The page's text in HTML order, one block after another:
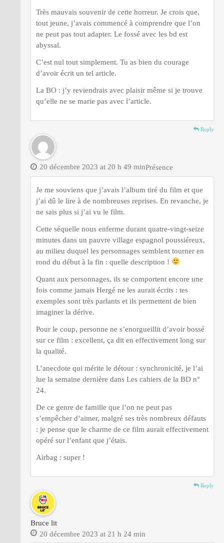
Très mauvais souvenir de cette horreur. Je crois que,
tout jeune, j’avais commencé à comprendre que l’on
ne peut pas tout adapter. Le fossé avec les bd est
abyssal.
C’est nul tout simplement. Tu as bien du courage
d’avoir écrit un tel article.
La BO : j’y reviendrais avec plaisir même si je trouve
qu’elle ne se marie pas avec l’article.
Reply
Présence
20 décembre 2023 at 20 h 49 min
Je me souviens que j’avais l’album tiré du film et que
j’ai dû le lire à de nombreuses reprises. En revanche, je
ne sais plus si j’ai vu le film.
Cette séquelle nous enferme durant quatre-vingt-seize
minutes dans un pauvre village espagnol poussiéreux,
au milieu duquel les personnages semblent tourner en
rond du début à la fin : quelle description !
Quant aux personnages, ils se comportent encore une
fois comme jamais Hergé ne les aurait écrits : tes
exemples sont très parlants et ils permettent de bien
imaginer la dérive.
Pour le coup, personne ne s’enorgueillit d’avoir bossé
sur ce film : excellent, ça dit en effectivement long sur
la qualité.
L’anecdote qui mérite le détour : synchronicité, je l’ai
lue la semaine dernière dans Les cahiers de la BD n°
24.
De ce genre de famille que l’on ne peut pas
s’empêcher d’aimer, malgré ses très nombreux défauts
: je pense que le charme de ce film aurait effectivement
opéré sur l’enfant que j’étais.
Airbag : super !
Reply
Bruce lit
20 décembre 2023 at 21 h 24 min